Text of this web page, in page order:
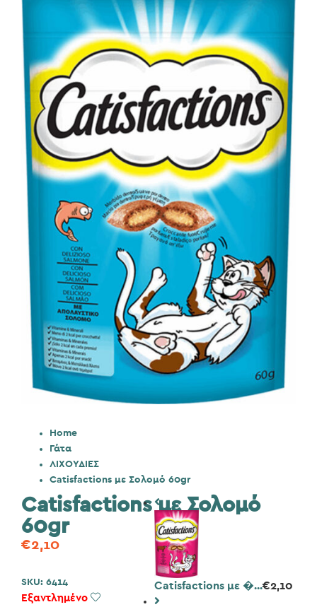
Home
Γάτα
ΛΙΧΟΥΔΙΕΣ
Catisfactions με Σολομό 60gr
Catisfactions με �...€2,10
Catisfactions με Σολομό
60gr
€2,10
SKU: 6414
Εξαντλημένο Add to Wishlist